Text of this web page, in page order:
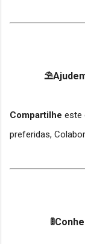
Compartilhe este
preferidas,